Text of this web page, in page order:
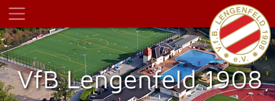
VfB Lengenfeld 1908